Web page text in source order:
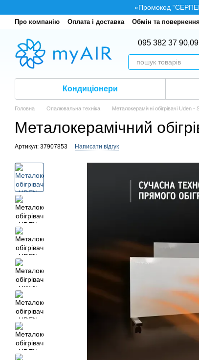
«Промокод
Про компанію Оплата і доставка Обмін та повернення
095 382 37 90,
Кондиціонери
Головна Опалювальна техніка Металокерамічні обігрівачі Uden -
Металокерамічний
Артикул: 37907853 Написати відгук